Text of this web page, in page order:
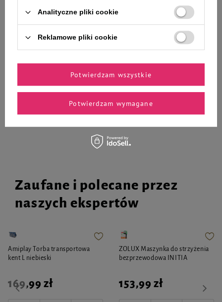
Zawieszka Adresówka
Identyfikator z grawerem dla psa
i kota mała szara
35,90 zł
- +
Do koszyka
Zawieszka Adresówka
Identyfikator z grawerem dla psa
i kota duża łapka czarna glitter
42,90 zł
- +
Do koszyka
Zaufane i polecane przez
naszych ekspertów
Amiplay Torba transportowa
kent L niebieski
169,99 zł
ZOLUX Maszynka do strzyżenia
bezprzewodowa INITIA
153,99 zł
Analityczne pliki cookie
Reklamowe pliki cookie
Potwierdzam wymagane
Potwierdzam wszystkie